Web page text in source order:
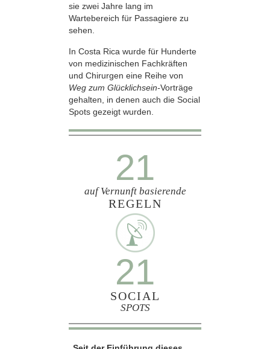
sie zwei Jahre lang im
Wartebereich für Passagiere zu
sehen.
In Costa Rica wurde für Hunderte
von medizinischen Fachkräften
und Chirurgen eine Reihe von
Weg zum Glücklichsein-Vorträge
gehalten, in denen auch die Social
Spots gezeigt wurden.
21
auf Vernunft basierende
REGELN
21
SOCIAL
SPOTS